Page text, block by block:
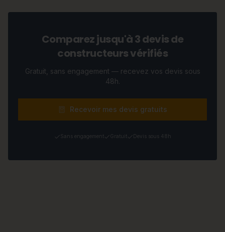
Comparez jusqu'à 3 devis de
constructeurs vérifiés
Gratuit, sans engagement — recevez vos devis sous
48h.
Recevoir mes devis gratuits
Sans engagement Gratuit Devis sous 48h